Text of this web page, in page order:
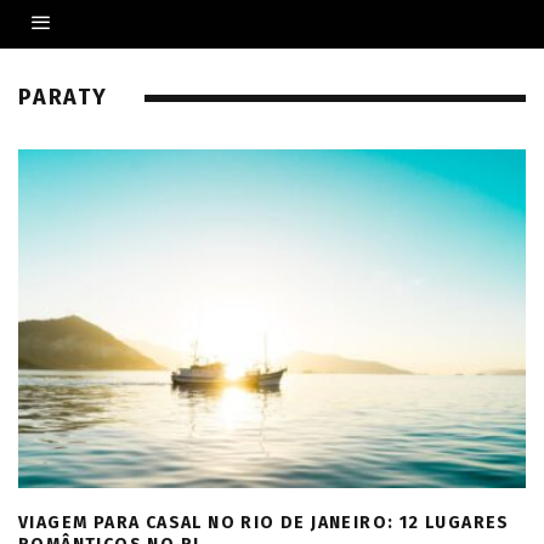
PARATY
VIAGEM PARA CASAL NO RIO DE JANEIRO: 12 LUGARES